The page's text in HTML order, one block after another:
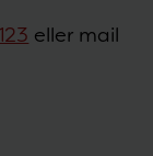
eller mail